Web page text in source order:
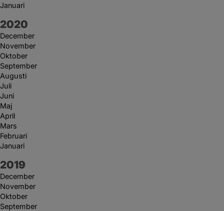
Januari
År:
2020
December
November
Oktober
September
Augusti
Juli
Juni
Maj
April
Mars
Februari
Januari
År:
2019
December
November
Oktober
September